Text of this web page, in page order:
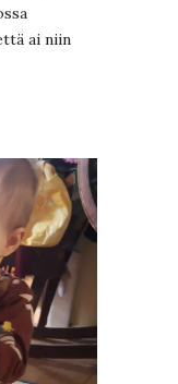
ai niin